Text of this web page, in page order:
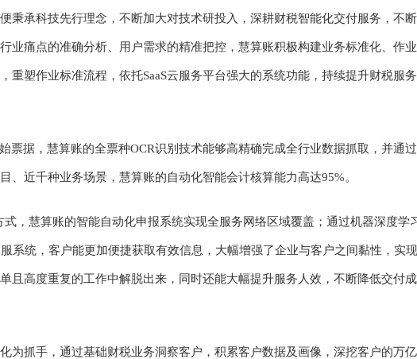
秉承科技先行理念，不断加大对技术研投入，深耕财税智能化交付服务，不
业痛点的准确分析、用户需求的精准把控，慧算账积极构建业务标准化、作
重塑作业标准流程，依托SaaS云服务平台强大的系统功能，持续提升财税服
票据，慧算账的全票种OCR识别技术能够高精确完成全行业数据抓取，并通
、近千种业务场景，慧算账的自动化智能会计核算能力高达95%。
式，慧算账的智能自动化申报系统实现全服务网络区域覆盖；通过机器深度学
系统，客户能更加便捷获取有效信息，大幅增强了企业与客户之间黏性，实
且高度重复的工作中解脱出来，同时还能大幅提升服务人效，不断降低交付
为抓手，通过基础财税业务洞察客户，积累客户数据及画像，深挖客户的万亿